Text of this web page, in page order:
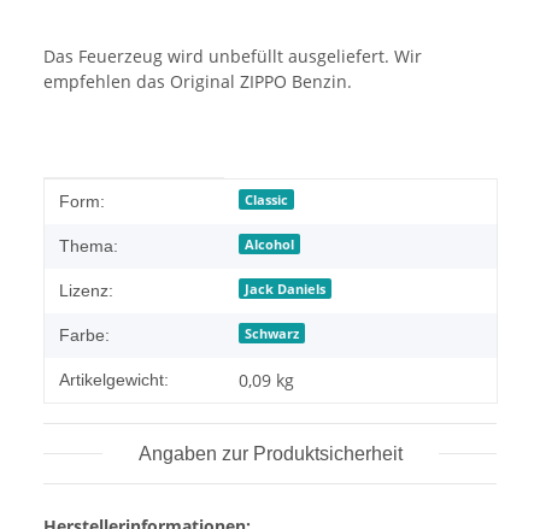
Das Feuerzeug wird unbefüllt ausgeliefert. Wir
empfehlen das Original ZIPPO Benzin.
Produkteigenschaft
Wert
Form: Classic
Thema: Alcohol
Lizenz: Jack Daniels
Farbe: Schwarz
Artikelgewicht: 0,09 kg
Angaben zur Produktsicherheit